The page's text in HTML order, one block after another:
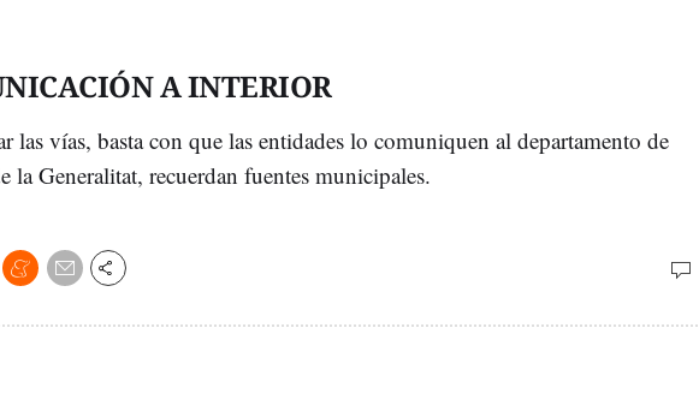
A INTERIOR
las vías, basta con que las entidades lo comuniquen al departamento de
la Generalitat, recuerdan fuentes municipales.